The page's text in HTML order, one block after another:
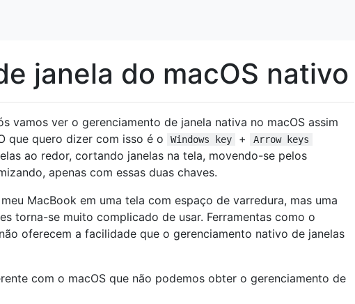
janela do macOS nativo
vamos ver o gerenciamento de janela nativa no macOS assim
que quero dizer com isso é o
Windows key + Arrow keys
ao redor, cortando janelas na tela, movendo-se pelos
apenas com essas duas chaves.
MacBook em uma tela com espaço de varredura, mas uma
torna-se muito complicado de usar. Ferramentas como o
oferecem a facilidade que o gerenciamento nativo de janelas
com o macOS que não podemos obter o gerenciamento de